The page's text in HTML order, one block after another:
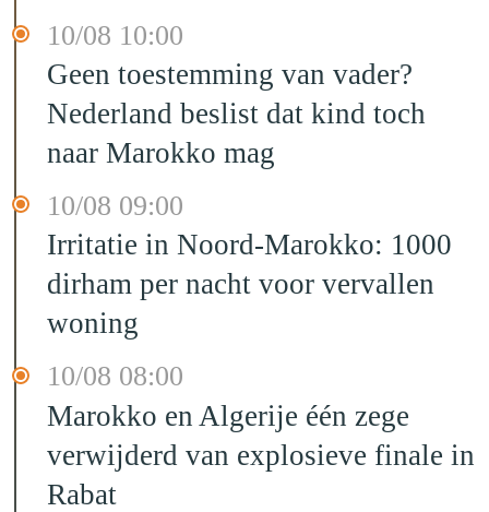
10/08 10:00
Geen toestemming van vader?
Nederland beslist dat kind toch
naar Marokko mag
10/08 09:00
Irritatie in Noord-Marokko: 1000
dirham per nacht voor vervallen
woning
10/08 08:00
Marokko en Algerije één zege
verwijderd van explosieve finale in
Rabat